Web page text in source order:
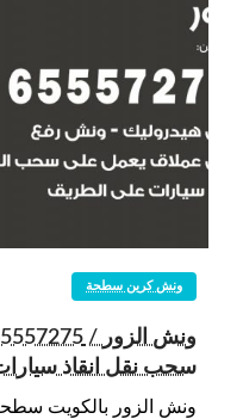
ونش كرين سطحة
سحب نقل انقاذ
ونش الزور بالكويت